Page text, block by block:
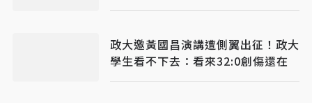
政大邀黃國昌演講遭側翼出征！政大
學生看不下去：看來32:0創傷還在